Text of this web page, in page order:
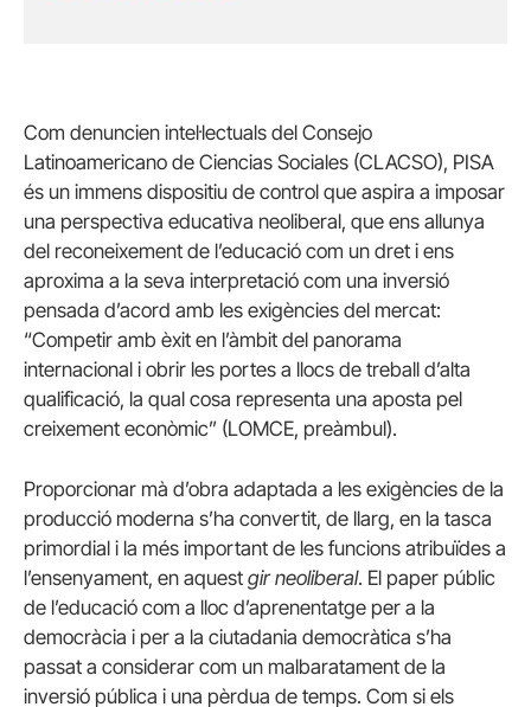
Com denuncien intel·lectuals del Consejo
Latinoamericano de Ciencias Sociales (CLACSO), PISA
és un immens dispositiu de control que aspira a imposar
una perspectiva educativa neoliberal, que ens allunya
del reconeixement de l’educació com un dret i ens
aproxima a la seva interpretació com una inversió
pensada d’acord amb les exigències del mercat:
“Competir amb èxit en l’àmbit del panorama
internacional i obrir les portes a llocs de treball d’alta
qualificació, la qual cosa representa una aposta pel
creixement econòmic” (LOMCE, preàmbul).
Proporcionar mà d’obra adaptada a les exigències de la
producció moderna s’ha convertit, de llarg, en la tasca
primordial i la més important de les funcions atribuïdes a
l’ensenyament, en aquest gir neoliberal. El paper públic
de l’educació com a lloc d’aprenentatge per a la
democràcia i per a la ciutadania democràtica s’ha
passat a considerar com un malbaratament de la
inversió pública i una pèrdua de temps. Com si els